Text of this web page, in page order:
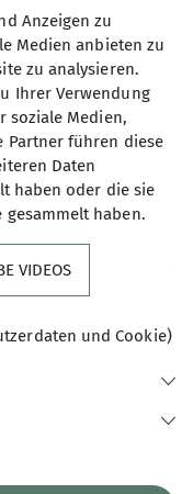
Anzeigen zu
Medien anbieten zu
zu analysieren.
Ihrer Verwendung
soziale Medien,
Partner führen diese
Daten
haben oder die sie
gesammelt haben.
VIDEOS
und Cookie)